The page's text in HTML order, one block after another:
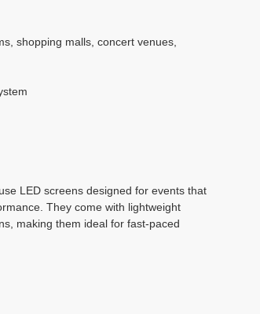
shopping malls, concert venues,
LED screens designed for events that
They come with lightweight
making them ideal for fast-paced